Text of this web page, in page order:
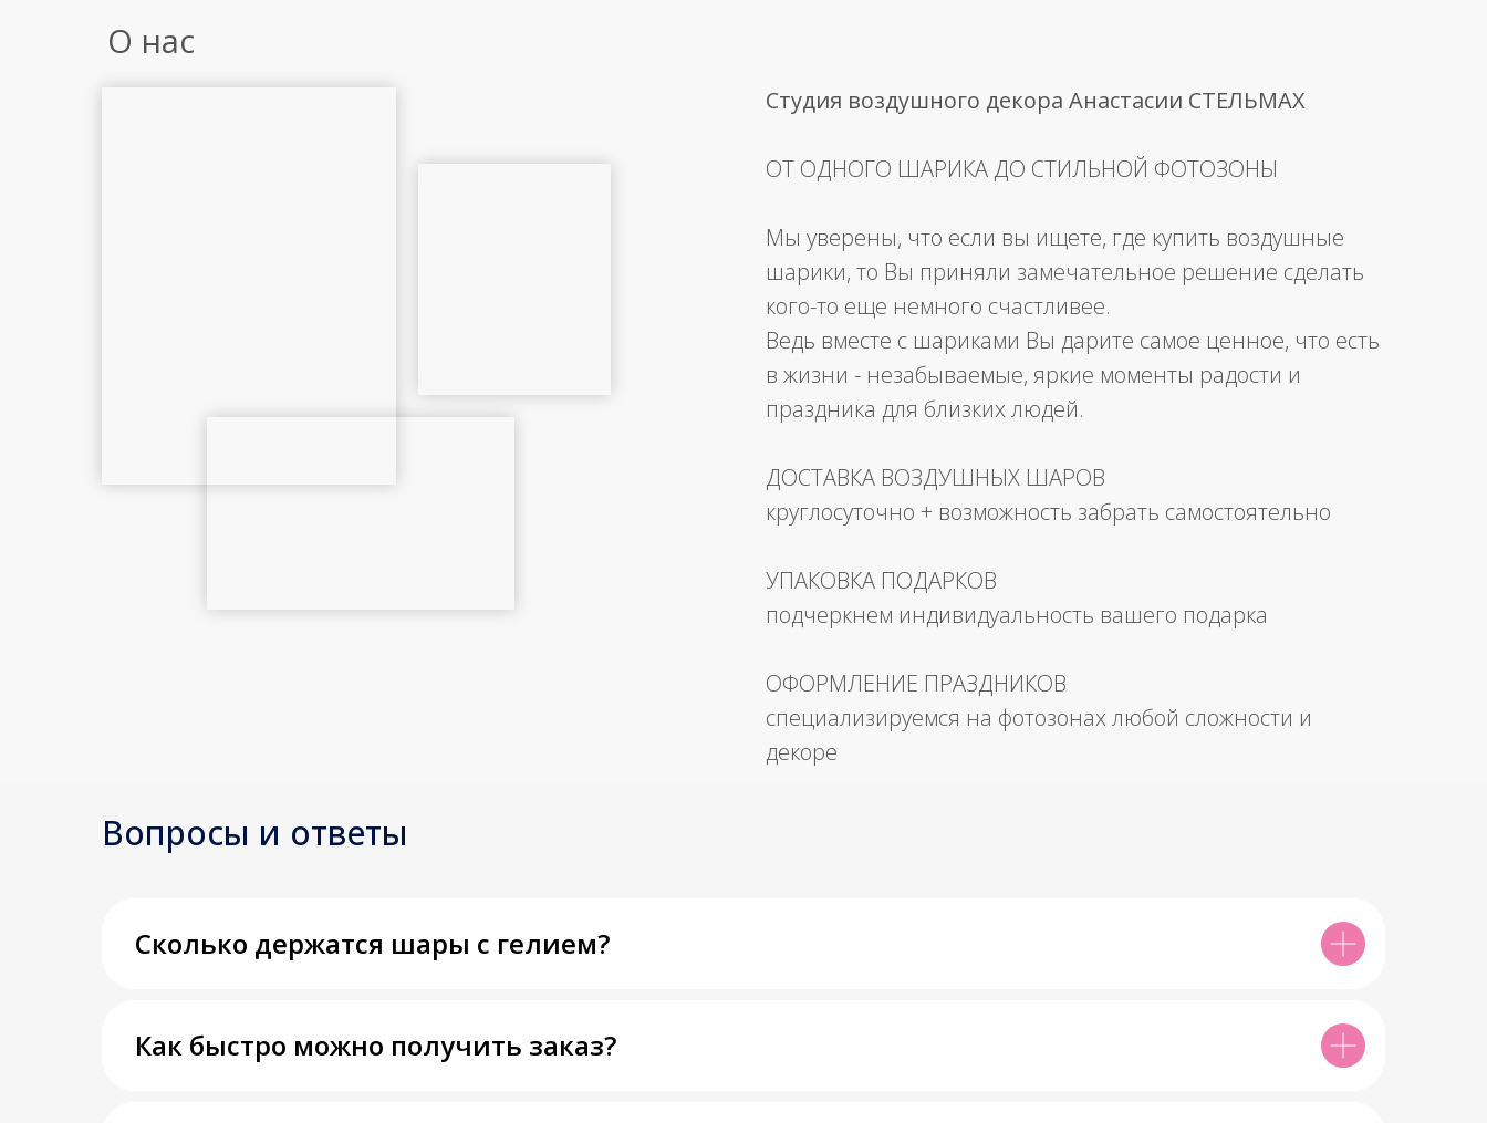
О нас
Студия воздушного декора Анастасии СТЕЛЬМАХ
ОТ ОДНОГО ШАРИКА ДО СТИЛЬНОЙ ФОТОЗОНЫ
Мы уверены, что если вы ищете, где купить воздушные
шарики, то Вы приняли замечательное решение сделать
кого-то еще немного счастливее.
Ведь вместе с шариками Вы дарите самое ценное, что есть
в жизни - незабываемые, яркие моменты радости и
праздника для близких людей.
ДОСТАВКА ВОЗДУШНЫХ ШАРОВ
круглосуточно + возможность забрать самостоятельно
УПАКОВКА ПОДАРКОВ
подчеркнем индивидуальность вашего подарка
ОФОРМЛЕНИЕ ПРАЗДНИКОВ
специализируемся на фотозонах любой сложности и
декоре
Вопросы и ответы
Сколько держатся шары с гелием?
Как быстро можно получить заказ?